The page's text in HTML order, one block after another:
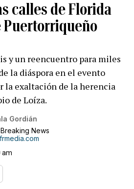
calles de Florida
Puertorriqueño
y un reencuentro para miles
la diáspora en el evento
la exaltación de la herencia
de Loíza.
Gordián
News
am